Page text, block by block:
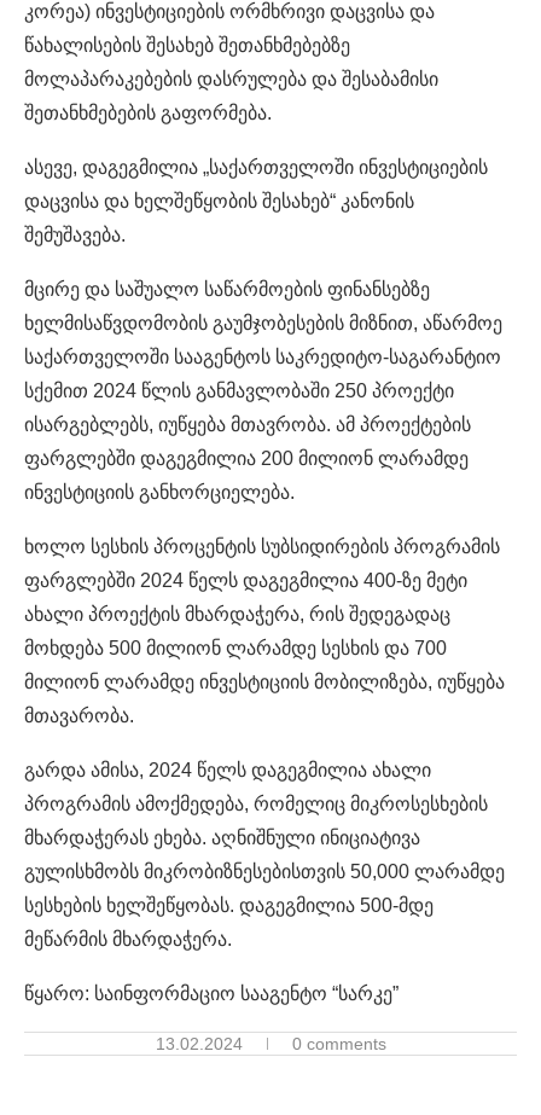
კორეა) ინვესტიციების ორმხრივი დაცვისა და
წახალისების შესახებ შეთანხმებებზე
მოლაპარაკებების დასრულება და შესაბამისი
შეთანხმებების გაფორმება.
ასევე, დაგეგმილია „საქართველოში ინვესტიციების
დაცვისა და ხელშეწყობის შესახებ“ კანონის
შემუშავება.
მცირე და საშუალო საწარმოების ფინანსებზე
ხელმისაწვდომობის გაუმჯობესების მიზნით, აწარმოე
საქართველოში სააგენტოს საკრედიტო-საგარანტიო
სქემით 2024 წლის განმავლობაში 250 პროექტი
ისარგებლებს, იუწყება მთავრობა. ამ პროექტების
ფარგლებში დაგეგმილია 200 მილიონ ლარამდე
ინვესტიციის განხორციელება.
ხოლო სესხის პროცენტის სუბსიდირების პროგრამის
ფარგლებში 2024 წელს დაგეგმილია 400-ზე მეტი
ახალი პროექტის მხარდაჭერა, რის შედეგადაც
მოხდება 500 მილიონ ლარამდე სესხის და 700
მილიონ ლარამდე ინვესტიციის მობილიზება, იუწყება
მთავარობა.
გარდა ამისა, 2024 წელს დაგეგმილია ახალი
პროგრამის ამოქმედება, რომელიც მიკროსესხების
მხარდაჭერას ეხება. აღნიშნული ინიციატივა
გულისხმობს მიკრობიზნესებისთვის 50,000 ლარამდე
სესხების ხელშეწყობას. დაგეგმილია 500-მდე
მეწარმის მხარდაჭერა.
წყარო: საინფორმაციო სააგენტო “სარკე”
13.02.2024 0 comments